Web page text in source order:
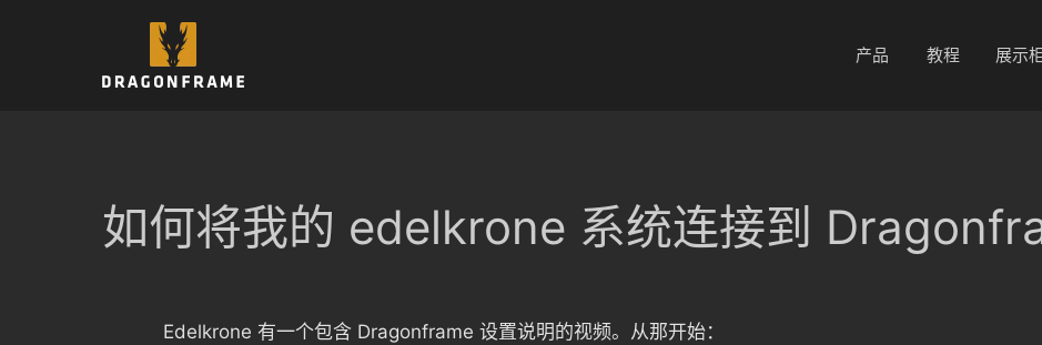
产品 教程 展示
如何将我的 edelkrone 系统连接到
Edelkrone 有一个包含 Dragonframe 设置说明的视频。从那开始：